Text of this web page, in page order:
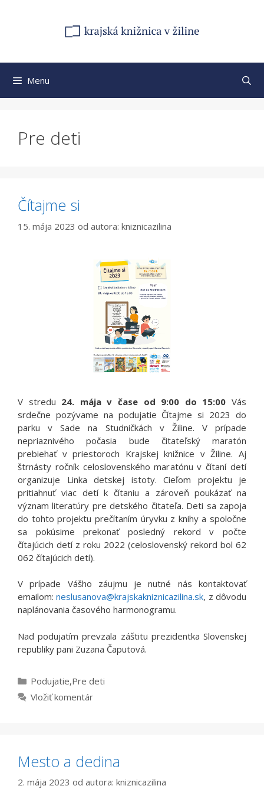
Menu
Pre deti
Čítajme si
15. mája 2023 od autora: kniznicazilina
V stredu 24. mája v čase od 9:00 do 15:00 Vás
srdečne pozývame na podujatie Čítajme si 2023 do
parku v Sade na Studničkách v Žiline. V prípade
nepriaznivého počasia bude čitateľský maratón
prebiehať v priestoroch Krajskej knižnice v Žiline. Aj
štrnásty ročník celoslovenského maratónu v čítaní detí
organizuje Linka detskej istoty. Cieľom projektu je
pritiahnuť viac detí k čítaniu a zároveň poukázať na
význam literatúry pre detského čitateľa. Deti sa zapoja
do tohto projektu prečítaním úryvku z knihy a spoločne
sa pokúsime prekonať posledný rekord v počte
čítajúcich detí z roku 2022 (celoslovenský rekord bol 62
062 čítajúcich detí).
V prípade Vášho záujmu je nutné nás kontaktovať
emailom:neslusanova@krajskakniznicazilina.sk, z dôvodu
naplánovania časového harmonogramu.
Nad podujatím prevzala záštitu prezidentka Slovenskej
republiky pani Zuzana Čaputová.
Kategórie
Podujatie,Pre deti
Vložiť komentár
Mesto a dedina
2. mája 2023 od autora: kniznicazilina